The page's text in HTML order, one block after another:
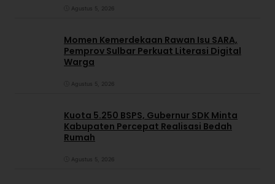
Agustus 5, 2026
Momen Kemerdekaan Rawan Isu SARA,
Pemprov Sulbar Perkuat Literasi Digital
Warga
Agustus 5, 2026
Kuota 5.250 BSPS, Gubernur SDK Minta
Kabupaten Percepat Realisasi Bedah
Rumah
Agustus 5, 2026